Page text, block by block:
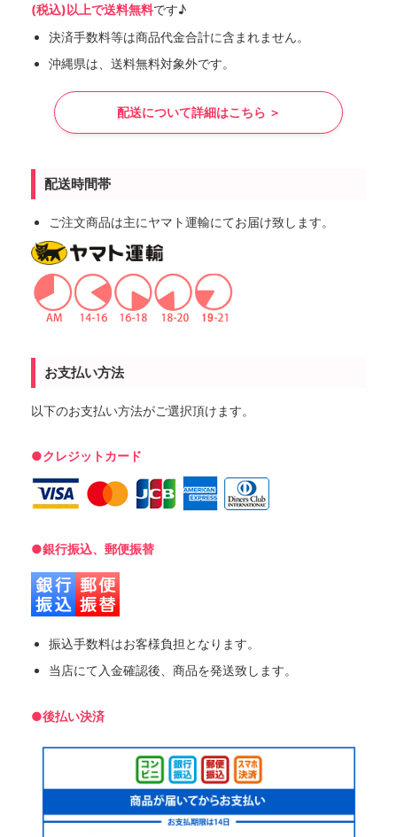
(税込)以上で送料無料です♪
決済手数料等は商品代金合計に含まれません。
沖縄県は、送料無料対象外です。
配送について詳細はこちら ＞
配送時間帯
ご注文商品は主にヤマト運輸にてお届け致します。
お支払い方法
以下のお支払い方法がご選択頂けます。
●クレジットカード
●銀行振込、郵便振替
振込手数料はお客様負担となります。
当店にて入金確認後、商品を発送致します。
●後払い決済